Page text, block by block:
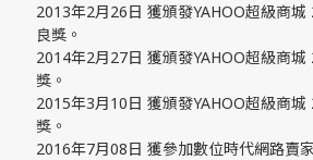
2013年2月26日 獲頒發YAHOO超級商
良獎。
2014年2月27日 獲頒發YAHOO超級商
獎。
2015年3月10日 獲頒發YAHOO超級商
獎。
2016年7月08日 獲參加數位時代網路賣